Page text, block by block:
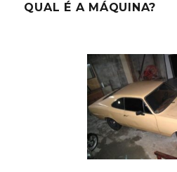
QUAL É A MÁQUINA?